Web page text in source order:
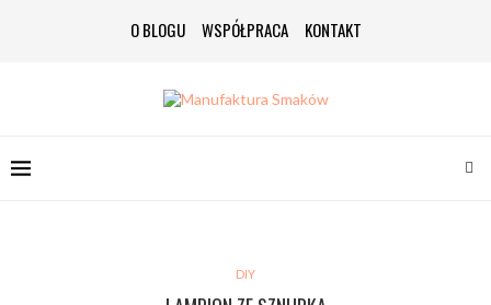
O BLOGU WSPÓŁPRACA KONTAKT
DIY